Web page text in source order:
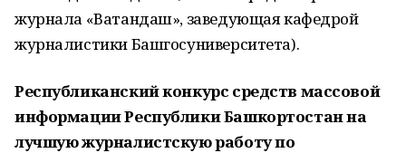
журнала «Ватандаш», заведующая кафедрой
журналистики Башгосуниверситета).
Республиканский конкурс средств массовой
информации Республики Башкортостан на
лучшую журналистскую работу по